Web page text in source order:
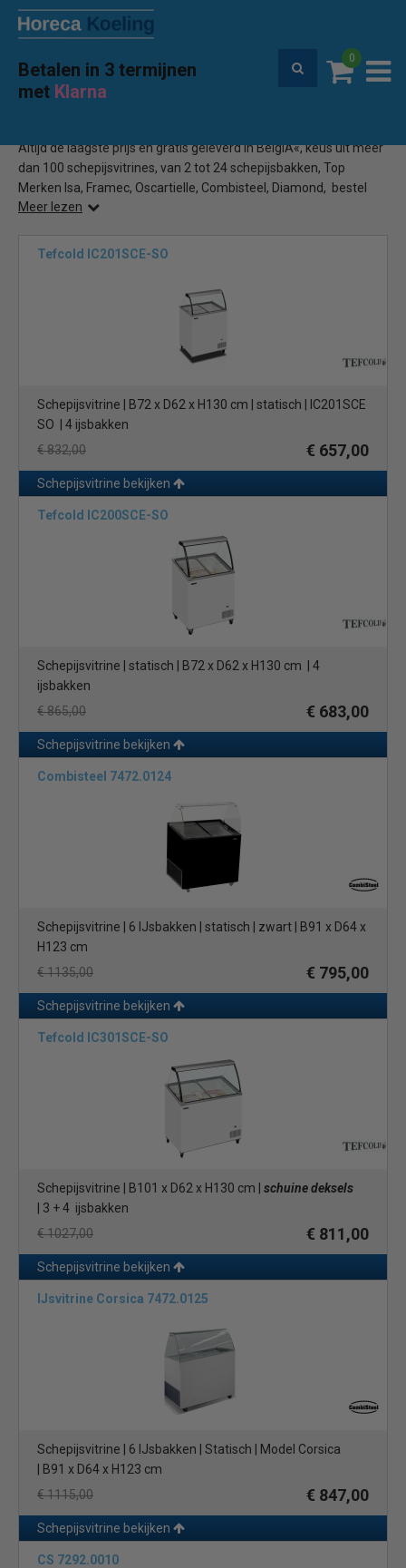
Betalen in 3 termijnen
met Klarna
0
100% prijsgarantie
Home IJsvitrine
Altijd de laagste prijs en gratis geleverd in BelgiÃ«, keus uit meer
dan 100 schepijsvitrines, van 2 tot 24 schepijsbakken, Top
Merken Isa, Framec, Oscartielle, Combisteel, Diamond, bestel
online bij Horecakoeling.be
Meer lezen
Tefcold IC201SCE-SO
Schepijsvitrine | B72 x D62 x H130 cm | statisch | IC201SCE
SO | 4 ijsbakken
€ 832,00
€ 657,00
Schepijsvitrine bekijken
Tefcold IC200SCE-SO
Schepijsvitrine | statisch | B72 x D62 x H130 cm | 4
ijsbakken
€ 865,00
€ 683,00
Schepijsvitrine bekijken
Combisteel 7472.0124
Schepijsvitrine | 6 IJsbakken | statisch | zwart | B91 x D64 x
H123 cm
€ 1135,00
€ 795,00
Schepijsvitrine bekijken
Tefcold IC301SCE-SO
Schepijsvitrine | B101 x D62 x H130 cm | schuine deksels
| 3 + 4 ijsbakken
€ 1027,00
€ 811,00
Schepijsvitrine bekijken
IJsvitrine Corsica 7472.0125
Schepijsvitrine | 6 IJsbakken | Statisch | Model Corsica
| B91 x D64 x H123 cm
€ 1115,00
€ 847,00
Schepijsvitrine bekijken
CS 7292.0010